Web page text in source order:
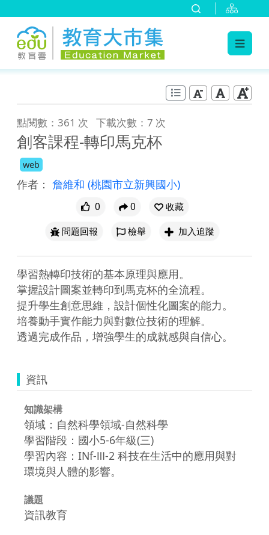
點閱數：361 次 下載次數：7 次
創客課程-轉印馬克杯
web
作者： 詹維和 (桃園市立新興國小)
0 0
收藏
問題回報
檢舉 加入追蹤
學習熱轉印技術的基本原理與應用。
掌握設計圖案並轉印到馬克杯的全流程。
提升學生創意思維，設計個性化圖案的能力。
培養動手實作能力與對數位技術的理解。
透過完成作品，增強學生的成就感與自信心。
資訊
知識架構
領域：自然科學領域-自然科學
學習階段：國小5-6年級(三)
學習內容：INf-Ⅲ-2 科技在生活中的應用與對
環境與人體的影響。
議題
資訊教育